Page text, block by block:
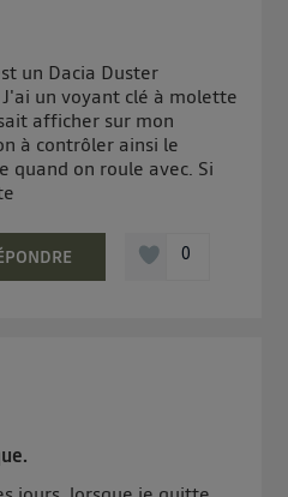
un Dacia Duster
un voyant clé à molette
afficher sur mon
à contrôler ainsi le
on roule avec. Si
0